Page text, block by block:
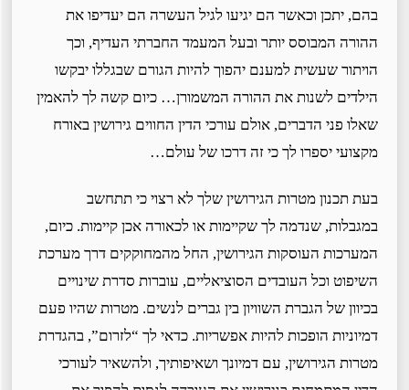
בהם, יתכן וכאשר הם יגיעו לגיל העשרה הם יעדיפו את
ההורה המבוסס יותר ובעל המעמד החברתי העדיף, וכך
הויתור שעשית למענם יהפוך להיות הגורם שבגללו יבקשו
הילדים לשנות את ההורה המשמורן… כיום קשה לך להאמין
שאלו פני הדברים, אולם עורכי הדין החווים גירושין באורח
מקצועי יספרו לך כי זה דרכו של עולם…
בעת תכנון מטרות הגירושין שלך לא רצוי כי תתחשב
במגבלות, שנדמה לך שקיימות או לכאורה אכן קיימות. כיום,
המערכות העוסקות הגירושין, החל מהמחוקקים דרך מערכת
השיפוט וכל העובדים הסוציאליים, עוברות סדרת שינויים
בכיוון של הגברת השוויון בין גברים לנשים. מטרות שהיו פעם
דמיוניות הופכות להיות אפשריות. כדאי לך “לזרום”, בהגדרת
מטרות הגירושין, עם דמיונך ושאיפותיך, ולהשאיר לעורכי